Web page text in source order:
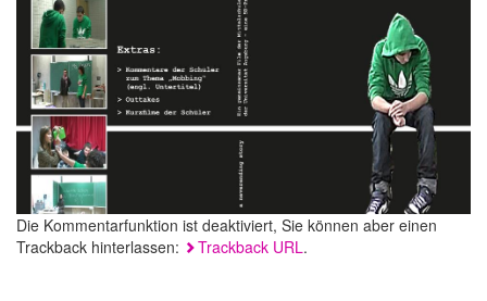
Die Kommentarfunktion ist deaktiviert, Sie können aber einen
Trackback hinterlassen:
Trackback URL.